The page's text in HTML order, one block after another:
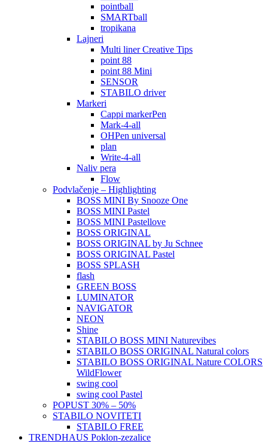
pointball
SMARTball
tropikana
Lajneri
Multi liner Creative Tips
point 88
point 88 Mini
SENSOR
STABILO driver
Markeri
Cappi markerPen
Mark-4-all
OHPen universal
plan
Write-4-all
Naliv pera
Flow
Podvlačenje – Highlighting
BOSS MINI By Snooze One
BOSS MINI Pastel
BOSS MINI Pastellove
BOSS ORIGINAL
BOSS ORIGINAL by Ju Schnee
BOSS ORIGINAL Pastel
BOSS SPLASH
flash
GREEN BOSS
LUMINATOR
NAVIGATOR
NEON
Shine
STABILO BOSS MINI Naturevibes
STABILO BOSS ORIGINAL Natural colors
STABILO BOSS ORIGINAL Nature COLORS
WildFlower
swing cool
swing cool Pastel
POPUST 30% – 50%
STABILO NOVITETI
STABILO FREE
TRENDHAUS Poklon-zezalice